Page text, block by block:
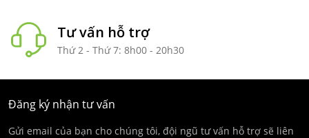
Tư vấn hỗ trợ
Thứ 2 - Thứ 7: 8h00 - 20h30
Đăng ký nhận tư vấn
Gửi email của bạn cho chúng tôi, đội ngũ tư vấn hỗ trợ sẽ liên